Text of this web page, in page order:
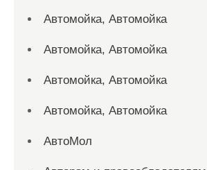
Автомойка, Автомойка
Автомойка, Автомойка
Автомойка, Автомойка
Автомойка, Автомойка
АвтоМол